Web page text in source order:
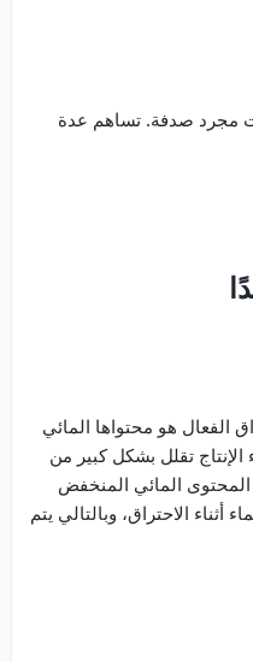
مجرد صدفة. تساهم عدة
الفعال هو محتواها المائي
الإنتاج تقلل بشكل كبير من
المحتوى المائي المنخفض
الاحتراق، وبالتالي يتم